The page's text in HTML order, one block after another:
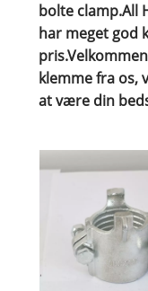
bolte clamp.All
har meget god
klemme fra os,
at være din